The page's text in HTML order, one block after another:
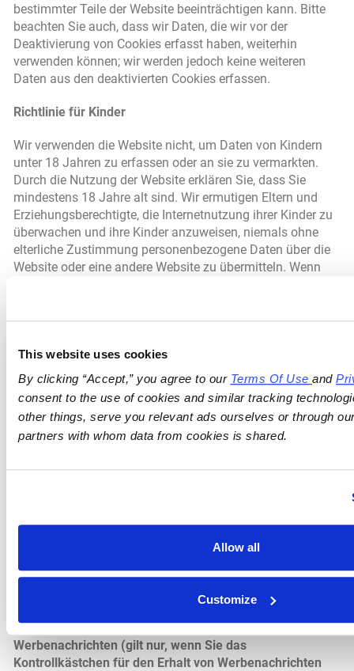
This website uses cookies
By clicking “Accept,” you agree to our Terms Of Use and
consent to the use of cookies and similar tracking
other things, serve you relevant ads ourselves or through
partners with whom data from cookies is shared.
Allow all
Customize
bestimmter Teile der Website beeinträchtigen kann. Bitte
beachten Sie auch, dass wir Daten, die wir vor der
Deaktivierung von Cookies erfasst haben, weiterhin
verwenden können; wir werden jedoch keine weiteren
Daten aus den deaktivierten Cookies erfassen.
Richtlinie für Kinder
Wir verwenden die Website nicht, um Daten von Kindern
unter 18 Jahren zu erfassen oder an sie zu vermarkten.
Durch die Nutzung der Website erklären Sie, dass Sie
mindestens 18 Jahre alt sind. Wir ermutigen Eltern und
Erziehungsberechtigte, die Internetnutzung ihrer Kinder zu
überwachen und ihre Kinder anzuweisen, niemals ohne
elterliche Zustimmung personenbezogene Daten über die
Website oder eine andere Website zu übermitteln. Wenn
setzen Sie sich bitte mit uns in Verbindung, und wir werden
und zu löschen.
Do Not Track-Signale
Do Not Track (DNT") ist eine Datenschutzeinstellung im
Browser, die Nutzer so einstellen können, dass ihr
und Mobilressourcen sendet, um uns aufzufordern, die
universellen Standard für das Senden und Empfangen von
DNT-Signalen. Daher können wir nicht versprechen, dass
und reagieren darauf, wenn die geltenden
Datenschutzgesetze dies erfordern, z. B. wenn HTTP-
Werbenachrichten (gilt nur, wenn Sie das
Kontrollkästchen für den Erhalt von Werbenachrichten